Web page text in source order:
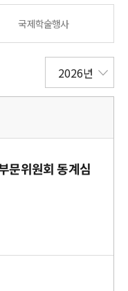
국제학술행사
문위원회 동계심